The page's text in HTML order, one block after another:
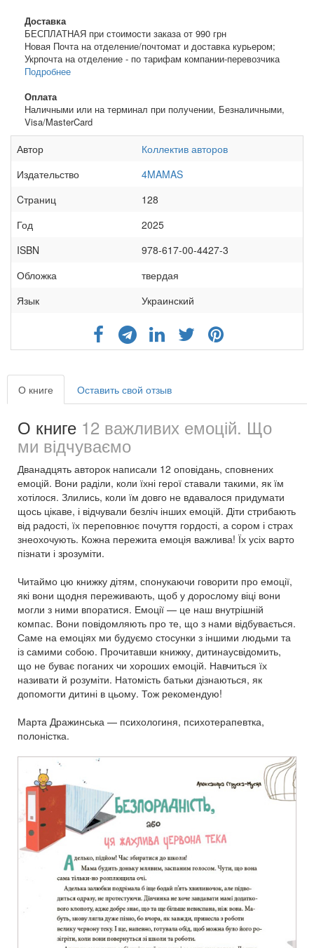
Доставка
БЕСПЛАТНАЯ при стоимости заказа от 990 грн
Новая Почта на отделение/почтомат и доставка курьером;
Укрпочта на отделение - по тарифам компании-перевозчика
Подробнее
Оплата
Наличными или на терминал при получении, Безналичными,
Visa/MasterCard
Автор
Коллектив авторов
Издательство
4MAMAS
Cтраниц
128
Год
2025
ISBN
978-617-00-4427-3
Обложка
твердая
Язык
Украинский
О книге Оставить свой отзыв
О книге 12 важливих емоцій. Що
ми відчуваємо
Дванадцять авторок написали 12 оповідань, сповнених
емоцій. Вони раділи, коли їхні герої ставали такими, як їм
хотілося. Злились, коли їм довго не вдавалося придумати
щось цікаве, і відчували безліч інших емоцій. Діти стрибають
від радості, їх переповнює почуття гордості, а сором і страх
знеохочують. Кожна пережита емоція важлива! Їх усіх варто
пізнати і зрозуміти.
Читаймо цю книжку дітям, спонукаючи говорити про емоції,
які вони щодня переживають, щоб у дорослому віці вони
могли з ними впоратися. Емоції — це наш внутрішній
компас. Вони повідомляють про те, що з нами відбувається.
Саме на емоціях ми будуємо стосунки з іншими людьми та
із самими собою. Прочитавши книжку, дитинаусвідомить,
що не буває поганих чи хороших емоцій. Навчиться їх
називати й розуміти. Натомість батьки дізнаються, як
допомогти дитині в цьому. Тож рекомендую!
Марта Дражинська — психологиня, психотерапевтка,
полоністка.